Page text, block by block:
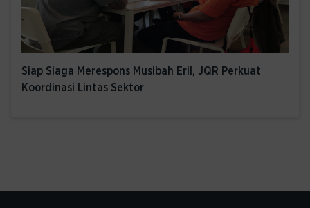
Siap Siaga Merespons Musibah Eril, JQR Perkuat
Koordinasi Lintas Sektor